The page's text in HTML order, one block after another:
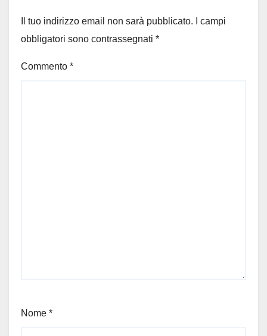
Il tuo indirizzo email non sarà pubblicato.
I campi
obbligatori sono contrassegnati *
Commento *
Nome *